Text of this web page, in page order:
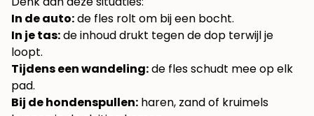
In de auto:de fles rolt om bij een bocht.
In je tas:de inhoud drukt tegen de dop terwijl je
loopt.
Tijdens een wandeling:de fles schudt mee op elk
pad.
Bij de hondenspullen: haren, zand of kruimels